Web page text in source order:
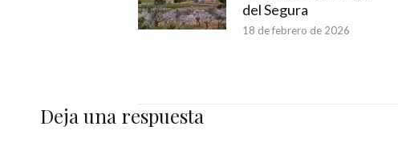
del Segura
18 de febrero de 2026
Deja una respuesta